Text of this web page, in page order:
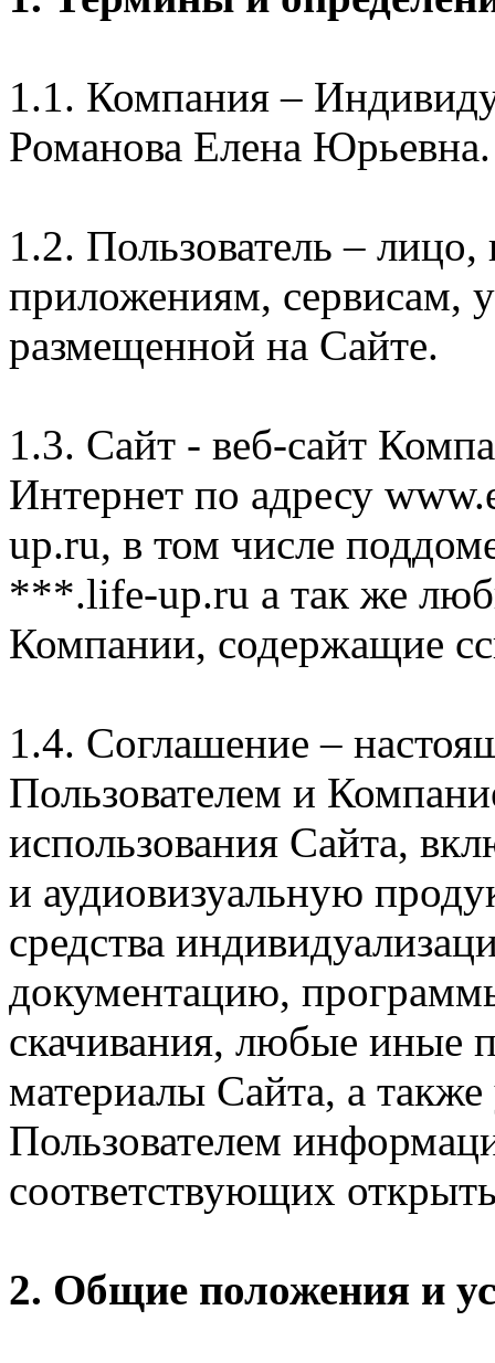
1.1. Компания –
Романова Елена Юрьевна.
1.2. Пользователь –
приложениям, сервисам,
размещенной на Сайте.
1.3. Сайт - веб-сайт
Интернет по адресу
up.ru, в том числе
***.life-up.ru а так же
Компании, содержащие
1.4. Соглашение –
Пользователем и
использования Сайта,
и аудиовизуальную
средства
документацию,
скачивания, любые иные
материалы Сайта, а
Пользователем
соответствующих
2. Общие положения и